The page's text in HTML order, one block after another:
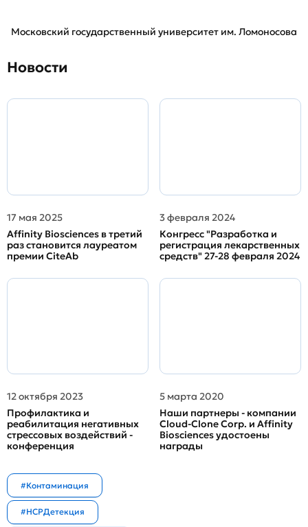
Московский государственный университет им. Ломоносова
Новости
17 мая 2025
Affinity Biosciences в третий
раз становится лауреатом
премии CiteAb
3 февраля 2024
Конгресс "Разработка и
регистрация лекарственных
средств" 27-28 февраля 2024
12 октября 2023
Профилактика и
реабилитация негативных
стрессовых воздействий -
конференция
5 марта 2020
Наши партнеры - компании
Cloud-Clone Corp. и Affinity
Biosciences удостоены
награды
#Контаминация
#HCPДетекция